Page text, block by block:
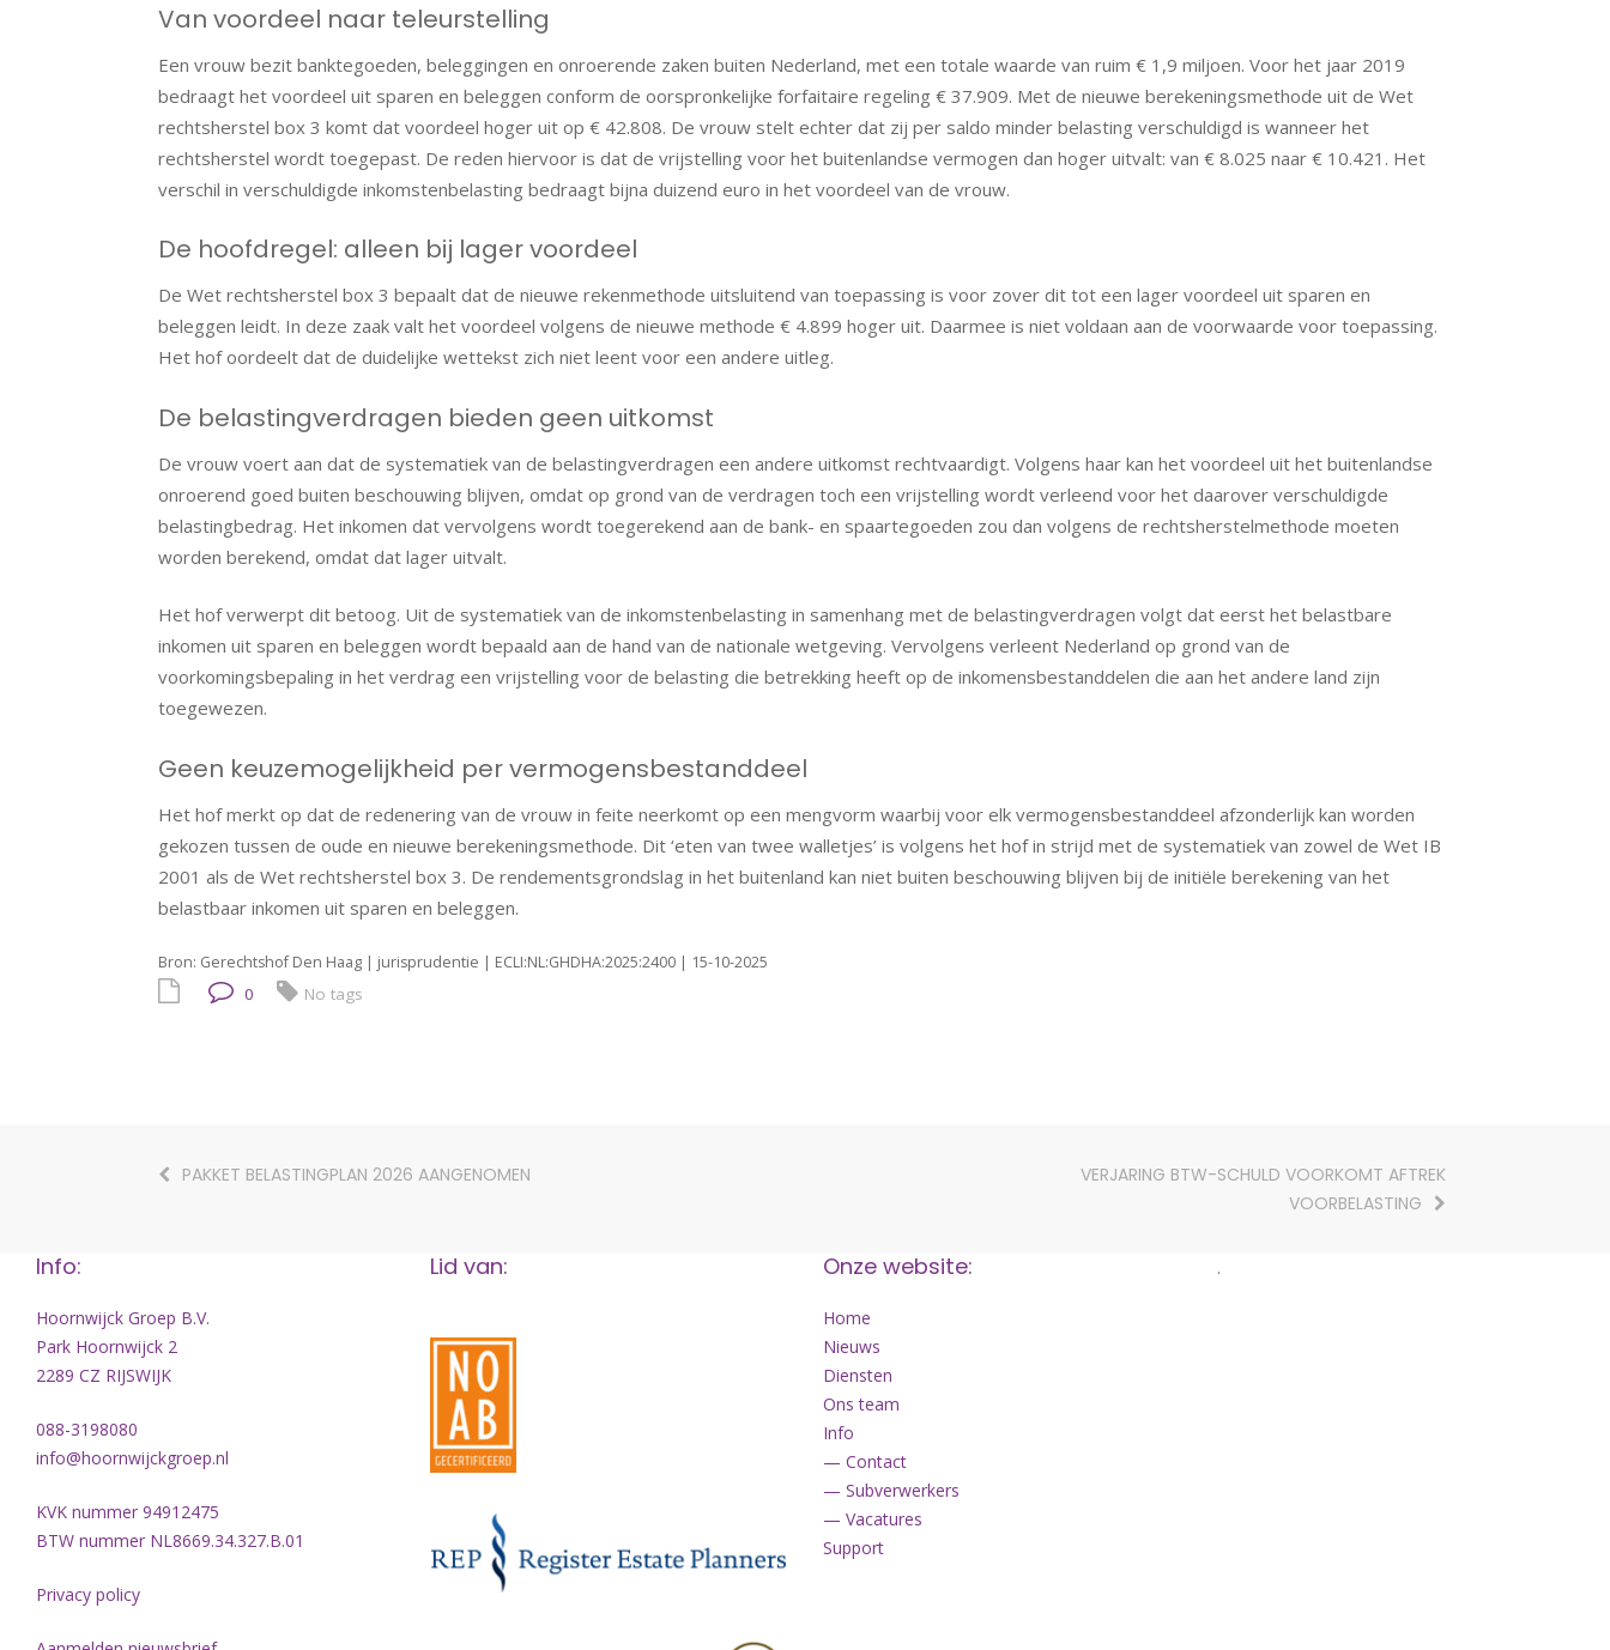
Van voordeel naar teleurstelling
Een vrouw bezit banktegoeden, beleggingen en onroerende zaken buiten Nederland, met een totale waarde van ruim € 1,9 miljoen. Voor het jaar 2019
bedraagt het voordeel uit sparen en beleggen conform de oorspronkelijke forfaitaire regeling € 37.909. Met de nieuwe berekeningsmethode uit de Wet
rechtsherstel box 3 komt dat voordeel hoger uit op € 42.808. De vrouw stelt echter dat zij per saldo minder belasting verschuldigd is wanneer het
rechtsherstel wordt toegepast. De reden hiervoor is dat de vrijstelling voor het buitenlandse vermogen dan hoger uitvalt: van € 8.025 naar € 10.421. Het
verschil in verschuldigde inkomstenbelasting bedraagt bijna duizend euro in het voordeel van de vrouw.
De hoofdregel: alleen bij lager voordeel
De Wet rechtsherstel box 3 bepaalt dat de nieuwe rekenmethode uitsluitend van toepassing is voor zover dit tot een lager voordeel uit sparen en
beleggen leidt. In deze zaak valt het voordeel volgens de nieuwe methode € 4.899 hoger uit. Daarmee is niet voldaan aan de voorwaarde voor toepassing.
Het hof oordeelt dat de duidelijke wettekst zich niet leent voor een andere uitleg.
De belastingverdragen bieden geen uitkomst
De vrouw voert aan dat de systematiek van de belastingverdragen een andere uitkomst rechtvaardigt. Volgens haar kan het voordeel uit het buitenlandse
onroerend goed buiten beschouwing blijven, omdat op grond van de verdragen toch een vrijstelling wordt verleend voor het daarover verschuldigde
belastingbedrag. Het inkomen dat vervolgens wordt toegerekend aan de bank- en spaartegoeden zou dan volgens de rechtsherstelmethode moeten
worden berekend, omdat dat lager uitvalt.
Het hof verwerpt dit betoog. Uit de systematiek van de inkomstenbelasting in samenhang met de belastingverdragen volgt dat eerst het belastbare
inkomen uit sparen en beleggen wordt bepaald aan de hand van de nationale wetgeving. Vervolgens verleent Nederland op grond van de
voorkomingsbepaling in het verdrag een vrijstelling voor de belasting die betrekking heeft op de inkomensbestanddelen die aan het andere land zijn
toegewezen.
Geen keuzemogelijkheid per vermogensbestanddeel
Het hof merkt op dat de redenering van de vrouw in feite neerkomt op een mengvorm waarbij voor elk vermogensbestanddeel afzonderlijk kan worden
gekozen tussen de oude en nieuwe berekeningsmethode. Dit ‘eten van twee walletjes’ is volgens het hof in strijd met de systematiek van zowel de Wet IB
2001 als de Wet rechtsherstel box 3. De rendementsgrondslag in het buitenland kan niet buiten beschouwing blijven bij de initiële berekening van het
belastbaar inkomen uit sparen en beleggen.
Bron: Gerechtshof Den Haag | jurisprudentie | ECLI:NL:GHDHA:2025:2400 | 15-10-2025
0 No tags
PAKKET BELASTINGPLAN 2026 AANGENOMEN
VERJARING BTW-SCHULD VOORKOMT AFTREK
VOORBELASTING
Info:
Hoornwijck Groep B.V.
Park Hoornwijck 2
2289 CZ RIJSWIJK
088-3198080
info@hoornwijckgroep.nl
KVK nummer 94912475
BTW nummer NL8669.34.327.B.01
Privacy policy
Lid van: Onze website:
Home
Nieuws
Diensten
Ons team
Info
— Contact
— Subverwerkers
— Vacatures
Support
.